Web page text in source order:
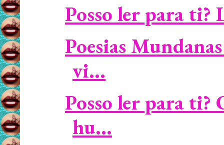
Posso ler para ti?
Poesias
vi...
Posso ler para ti?
hu...